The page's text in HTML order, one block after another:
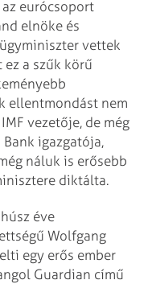
eurócsoport
elnöke és
vettek
a szűk körű
ellentmondást nem
vezetője, de még
igazgatója,
náluk is erősebb
diktálta.
éve
Wolfgang
egy erős ember
Guardian című